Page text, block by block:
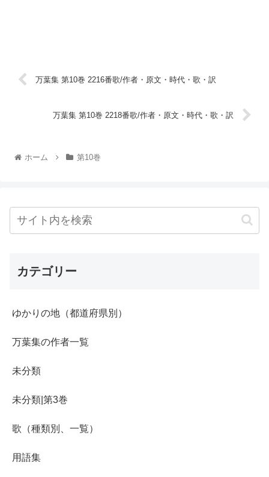
万葉集 第10巻 2216番歌/作者・原文・時代・歌・訳
万葉集 第10巻 2218番歌/作者・原文・時代・歌・訳
ホーム 第10巻
カテゴリー
ゆかりの地（都道府県別）
万葉集の作者一覧
未分類
未分類|第3巻
歌（種類別、一覧）
用語集